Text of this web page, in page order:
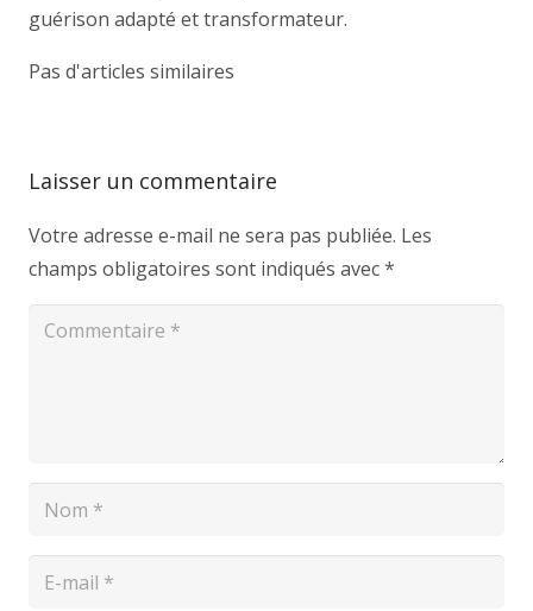
guérison adapté et transformateur.
Pas d'articles similaires
Laisser un commentaire
Votre adresse e-mail ne sera pas publiée. Les
champs obligatoires sont indiqués avec*